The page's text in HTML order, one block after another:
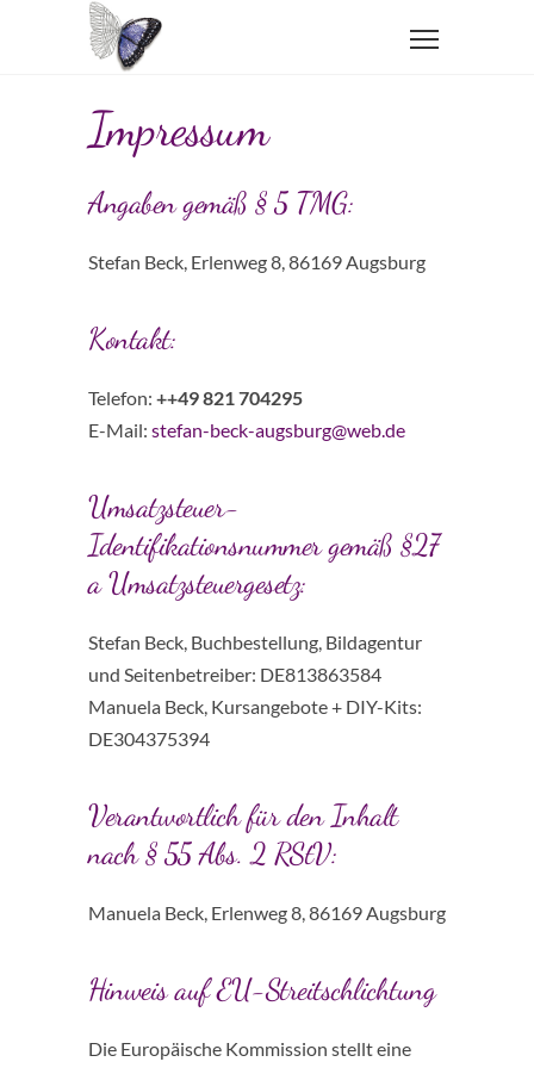
Impressum
Angaben gemäß § 5 TMG:
Stefan Beck, Erlenweg 8, 86169 Augsburg
Kontakt:
Telefon: ++49 821 704295
E-Mail: stefan-beck-augsburg@web.de
Umsatzsteuer-
Identifikationsnummer gemäß §27
a Umsatzsteuergesetz:
Stefan Beck, Buchbestellung, Bildagentur
und Seitenbetreiber: DE813863584
Manuela Beck, Kursangebote + DIY-Kits:
DE304375394
Verantwortlich für den Inhalt
nach § 55 Abs. 2 RStV:
Manuela Beck, Erlenweg 8, 86169 Augsburg
Hinweis auf EU-Streitschlichtung
Die Europäische Kommission stellt eine